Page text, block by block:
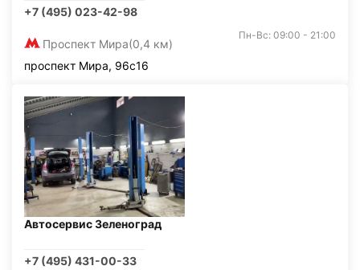
+7 (495) 023-42-98
Проспект Мира(0,4 км)
Пн-Вс: 09:00 - 21:00
проспект Мира, 96с16
Автосервис Зеленоград
+7 (495) 431-00-33